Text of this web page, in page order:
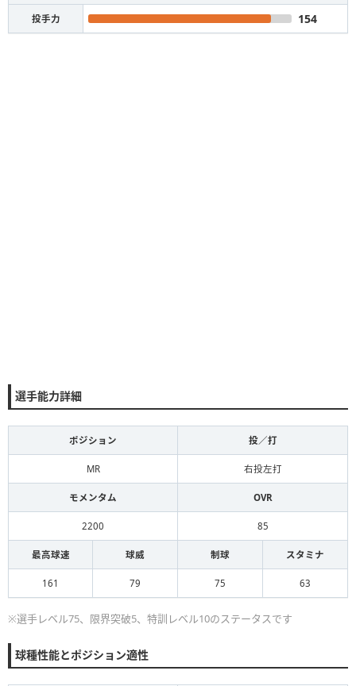
投手力 154
選手能力詳細
ポジション 投／打
MR 右投左打
モメンタム OVR
2200 85
最高球速 球威 制球 スタミナ
161 79 75 63
※選手レベル75、限界突破5、特訓レベル10のステータスです
球種性能とポジション適性